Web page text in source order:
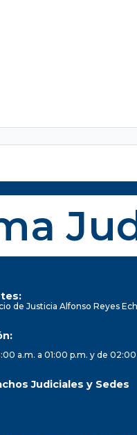
de Justicia Alfonso Reyes
a.m. a 01:00 p.m. y de 02:00
Judiciales y Sedes